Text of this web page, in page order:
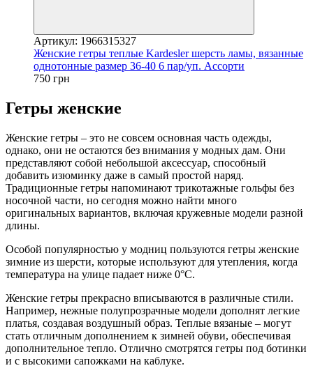
Артикул: 1966315327
Женские гетры теплые Kardesler шерсть ламы, вязанные
однотонные размер 36-40 6 пар/уп. Ассорти
750 грн
Гетры женские
Женские гетры – это не совсем основная часть одежды,
однако, они не остаются без внимания у модных дам. Они
представляют собой небольшой аксессуар, способный
добавить изюминку даже в самый простой наряд.
Традиционные гетры напоминают трикотажные гольфы без
носочной части, но сегодня можно найти много
оригинальных вариантов, включая кружевные модели разной
длины.
Особой популярностью у модниц пользуются гетры женские
зимние из шерсти, которые используют для утепления, когда
температура на улице падает ниже 0°C.
Женские гетры прекрасно вписываются в различные стили.
Например, нежные полупрозрачные модели дополнят легкие
платья, создавая воздушный образ. Теплые вязаные – могут
стать отличным дополнением к зимней обуви, обеспечивая
дополнительное тепло. Отлично смотрятся гетры под ботинки
и с высокими сапожками на каблуке.